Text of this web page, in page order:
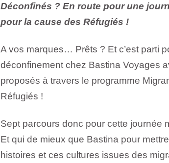
Déconfinés ? En route pour une
pour la cause des Réfugiés !
A vos marques… Prêts ? Et c’est parti
déconfinement chez Bastina Voyages
proposés à travers le programme
Réfugiés !
Sept parcours donc pour cette journée
Et qui de mieux que Bastina pour
histoires et ces cultures issues des